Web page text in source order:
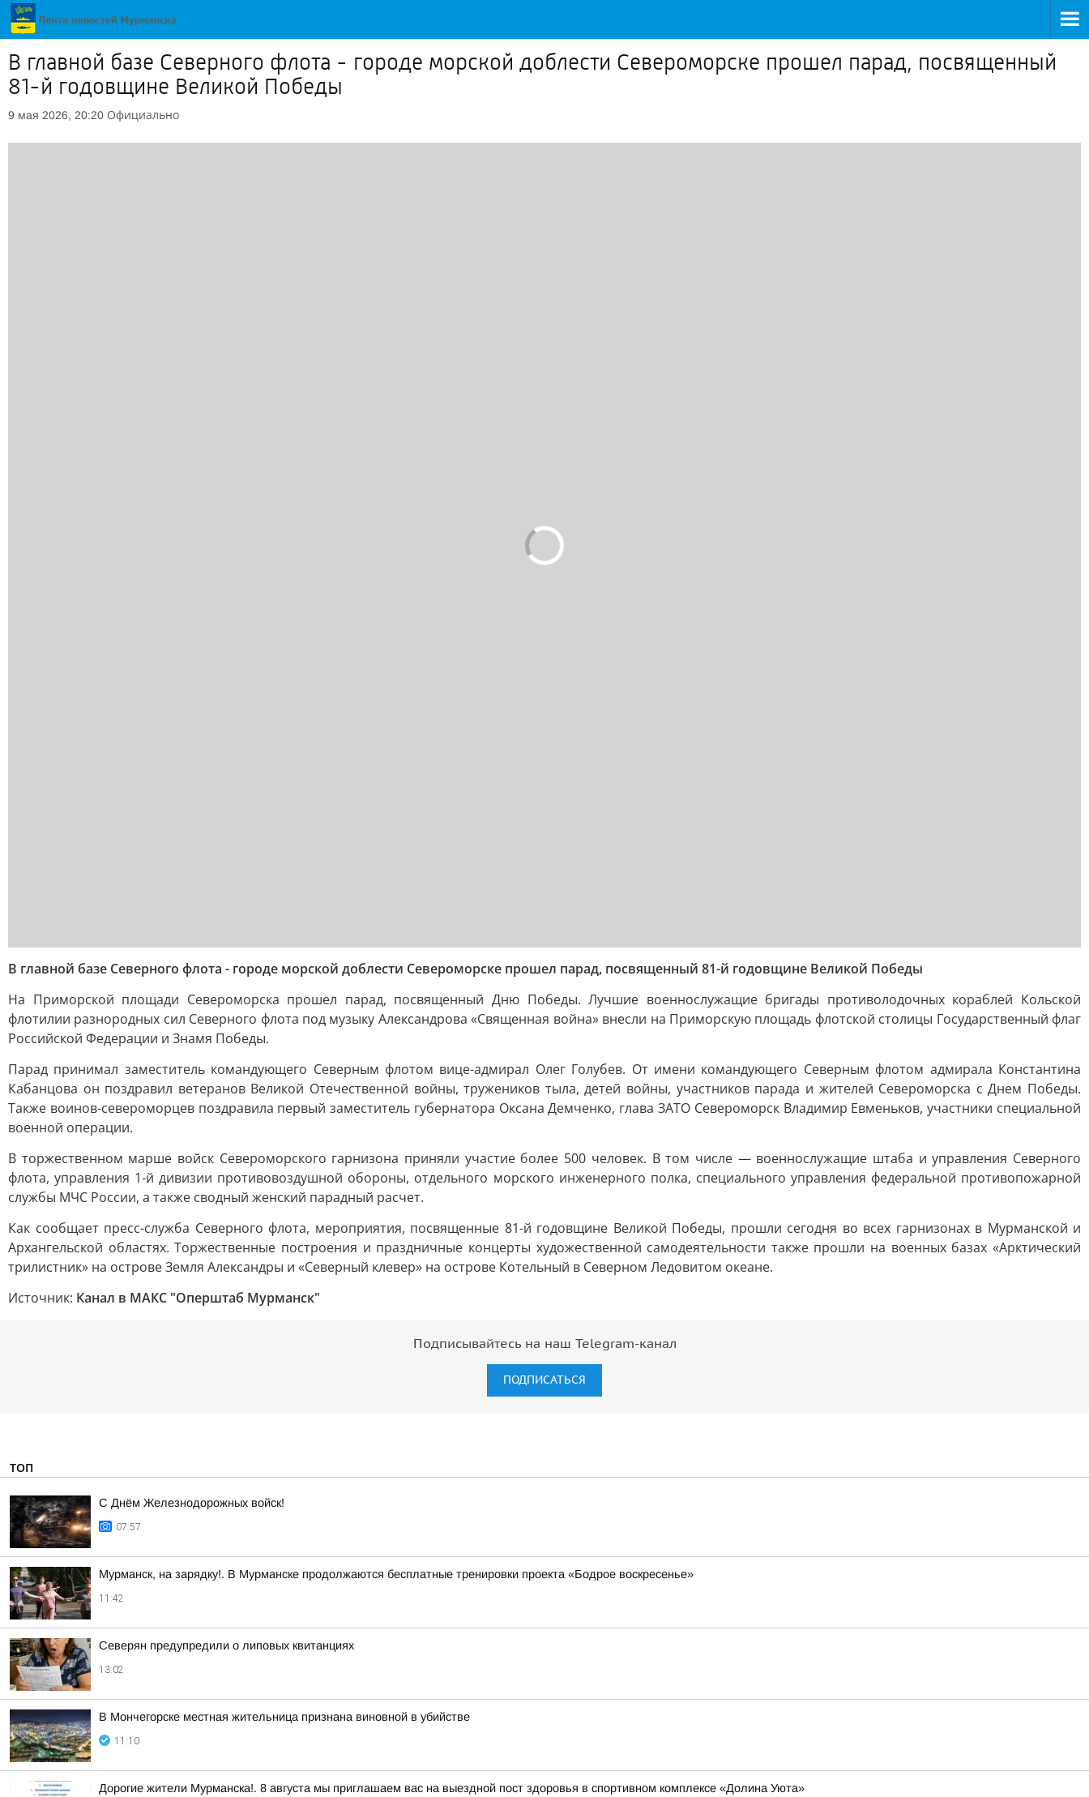
В главной базе Северного флота - городе морской доблести Североморске прошел парад, посвященный
81-й годовщине Великой Победы
9 мая 2026, 20:20 Официально
В главной базе Северного флота - городе морской доблести Североморске прошел парад, посвященный 81-й годовщине Великой Победы
На Приморской площади Североморска прошел парад, посвященный Дню Победы. Лучшие военнослужащие бригады противолодочных кораблей Кольской
флотилии разнородных сил Северного флота под музыку Александрова «Священная война» внесли на Приморскую площадь флотской столицы Государственный флаг
Российской Федерации и Знамя Победы.
Парад принимал заместитель командующего Северным флотом вице-адмирал Олег Голубев. От имени командующего Северным флотом адмирала Константина
Кабанцова он поздравил ветеранов Великой Отечественной войны, тружеников тыла, детей войны, участников парада и жителей Североморска с Днем Победы.
Также воинов-североморцев поздравила первый заместитель губернатора Оксана Демченко, глава ЗАТО Североморск Владимир Евменьков, участники специальной
военной операции.
В торжественном марше войск Североморского гарнизона приняли участие более 500 человек. В том числе — военнослужащие штаба и управления Северного
флота, управления 1-й дивизии противовоздушной обороны, отдельного морского инженерного полка, специального управления федеральной противопожарной
службы МЧС России, а также сводный женский парадный расчет.
Как сообщает пресс-служба Северного флота, мероприятия, посвященные 81-й годовщине Великой Победы, прошли сегодня во всех гарнизонах в Мурманской и
Архангельской областях. Торжественные построения и праздничные концерты художественной самодеятельности также прошли на военных базах «Арктический
трилистник» на острове Земля Александры и «Северный клевер» на острове Котельный в Северном Ледовитом океане.
Источник: Канал в МАКС "Оперштаб Мурманск"
Подписывайтесь на наш Telegram-канал
ПОДПИСАТЬСЯ
ТОП
С Днём Железнодорожных войск!
07:57
Мурманск, на зарядку!. В Мурманске продолжаются бесплатные тренировки проекта «Бодрое воскресенье»
11:42
Северян предупредили о липовых квитанциях
13:02
В Мончегорске местная жительница признана виновной в убийстве
11:10
Дорогие жители Мурманска!. 8 августа мы приглашаем вас на выездной пост здоровья в спортивном комплексе «Долина Уюта»